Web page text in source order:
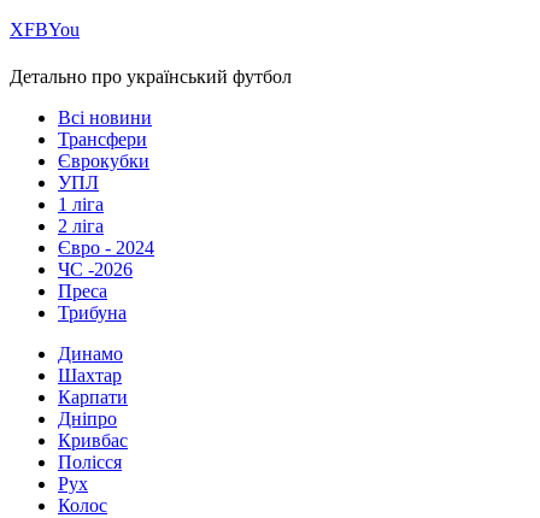
ХFBYou
Детально про український футбол
Всі новини
Трансфери
Єврокубки
УПЛ
1 ліга
2 ліга
Євро - 2024
ЧС -2026
Преса
Трибуна
Динамо
Шахтар
Карпати
Дніпро
Кривбас
Полісся
Рух
Колос